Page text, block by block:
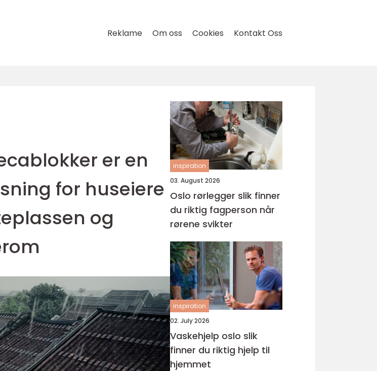
Reklame Om oss Cookies Kontakt Oss
er en
for huseiere
og
inspiration
03. August 2026
Oslo rørlegger slik finner
du riktig fagperson når
rørene svikter
inspiration
02. July 2026
Vaskehjelp oslo slik
finner du riktig hjelp til
hjemmet